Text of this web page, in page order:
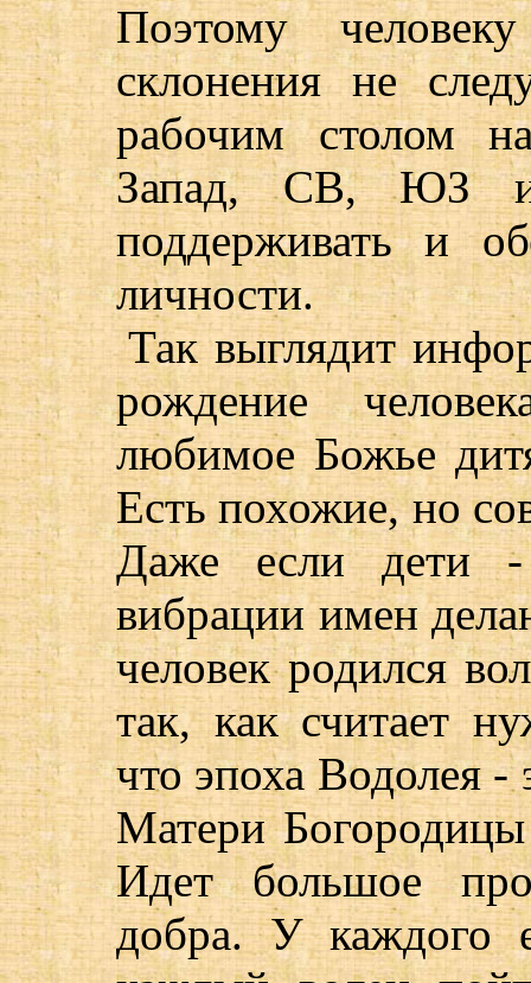
Поэтому
склонения не
рабочим столом
Запад, СВ, ЮЗ и
поддерживать и
личности.
Так выглядит
рождение
любимое Божье
Есть похожие, но
Даже если дети -
вибрации имен
человек родился
так, как считает
что эпоха Водолея -
Матери
Идет большое
добра. У каждого